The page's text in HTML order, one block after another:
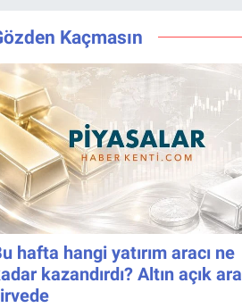
Kaçmasın
hafta hangi yatırım aracı ne
kazandırdı? Altın açık ara